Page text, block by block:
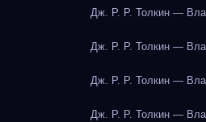
Дж. Р. Р. Толкин —
Дж. Р. Р. Толкин —
Дж. Р. Р. Толкин —
Дж. Р. Р. Толкин —